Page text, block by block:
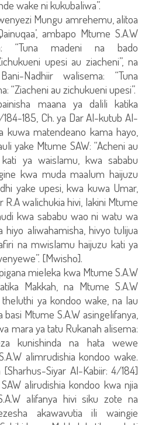
wake ni kukubaliwa”.
Mungu amrehemu, alitoa
ambapo Mtume S.A.W
“Tuna madeni na bado
upesi au ziacheni”, na
Nadhiir walisema: “Tuna
“Ziacheni au zichukueni upesi”.
maana ya dalili katika
185, Ch. ya Dar Al-kutub Al-
kuwa matendeano kama hayo,
yake Mtume SAW: “Acheni au
ya waislamu, kwa sababu
kwa muda maalum haijuzu
yake upesi, kwa kuwa Umar,
walichukia hivi, lakini Mtume
kwa sababu wao ni watu wa
aliwahamisha, hivyo tulijua
na mwislamu haijuzu kati ya
[Mwisho].
mieleka kwa Mtume S.A.W
Makkah, na Mtume S.A.W
ya kondoo wake, na lau
Mtume S.A.W asingelifanya,
mara ya tatu Rukanah alisema:
kunishinda na hata wewe
alimrudishia kondoo wake.
Siyar Al-Kabiir: 4/184]
alirudishia kondoo kwa njia
alifanya hivi siku zote na
akawavutia ili waingie